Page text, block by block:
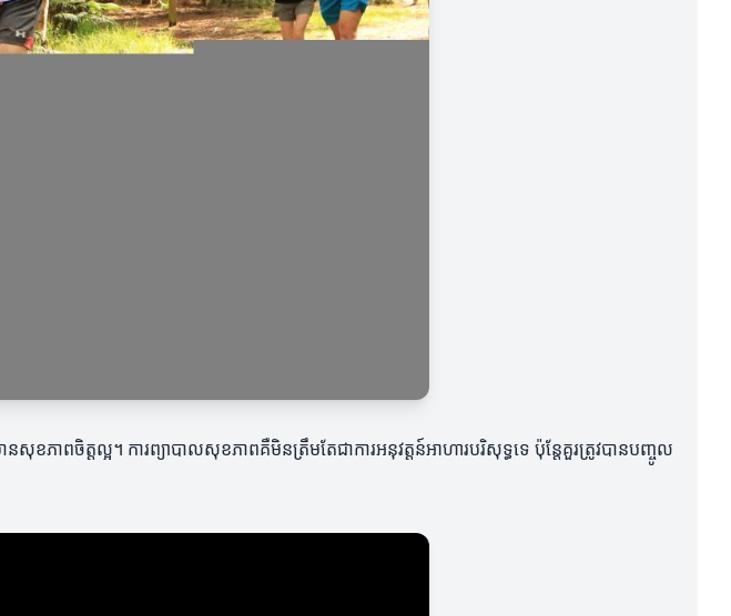
ភាពចិត្តល្អ។ ការព្យាបាលសុខភាពគឺមិនត្រឹមតែជាការអនុវត្តន៍អាហារបរិសុទ្ធទេ ប៉ុន្តែគួរត្រូវបានបញ្ចូល